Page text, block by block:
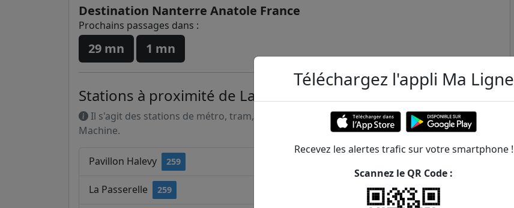
Destination Nanterre Anatole France
Prochains passages dans :
29 mn 1 mn
Stations à proximité de La Machine
Il s'agit des stations de métro, tram, RER et transilien situées à moins de 1km de la gare La
Machine.
Pavillon Halevy 259 519m
La Passerelle 259
Téléchargez l'appli Ma Ligne
Recevez les alertes trafic sur votre smartphone !
Scannez le QR Code :